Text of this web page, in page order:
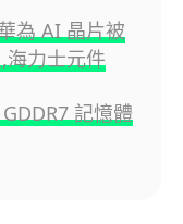
為 AI 晶片被
海力士元件
記憶體